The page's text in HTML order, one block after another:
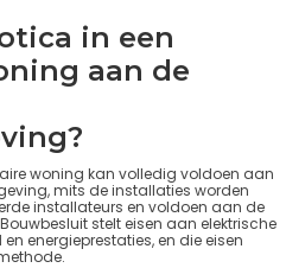
in een
aan de
woning kan volledig voldoen aan
mits de installaties worden
installateurs en voldoen aan de
stelt eisen aan elektrische
energieprestaties, en die eisen